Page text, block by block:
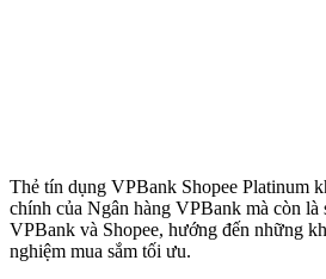
Thẻ tín dụng VPBank Shopee Platinum
chính của Ngân hàng VPBank mà còn là
VPBank và Shopee, hướng đến những
nghiệm mua sắm tối ưu.